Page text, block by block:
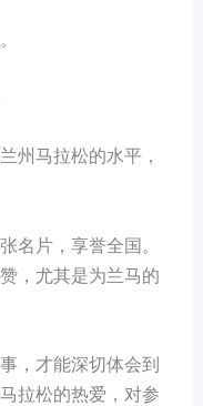
州马拉松的水平，
名片，享誉全国。
，尤其是为兰马的
，才能深切体会到
拉松的热爱，对参